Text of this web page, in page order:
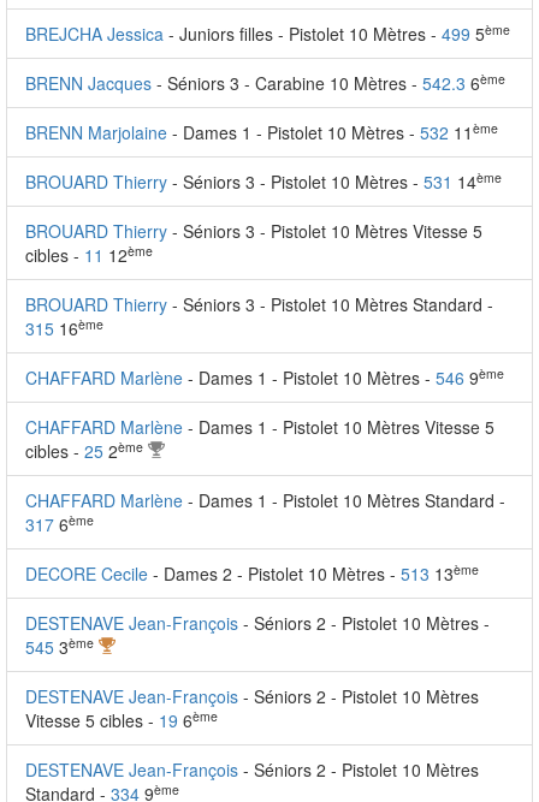
BREJCHA Jessica - Juniors filles - Pistolet 10 Mètres - 499 5ème
BRENN Jacques - Séniors 3 - Carabine 10 Mètres - 542.3 6ème
BRENN Marjolaine - Dames 1 - Pistolet 10 Mètres - 532 11 ème
BROUARD Thierry - Séniors 3 - Pistolet 10 Mètres - 531 14ème
BROUARD Thierry - Séniors 3 - Pistolet 10 Mètres Vitesse 5
cibles - 11 12ème
BROUARD Thierry - Séniors 3 - Pistolet 10 Mètres Standard -
315 16ème
CHAFFARD Marlène - Dames 1 - Pistolet 10 Mètres - 546 9ème
CHAFFARD Marlène - Dames 1 - Pistolet 10 Mètres Vitesse 5
cibles - 25 2ème
CHAFFARD Marlène - Dames 1 - Pistolet 10 Mètres Standard -
317 6ème
DECORE Cecile - Dames 2 - Pistolet 10 Mètres - 513 13ème
DESTENAVE Jean-François - Séniors 2 - Pistolet 10 Mètres -
545 3ème
DESTENAVE Jean-François - Séniors 2 - Pistolet 10 Mètres
Vitesse 5 cibles - 19 6ème
DESTENAVE Jean-François - Séniors 2 - Pistolet 10 Mètres
Standard - 334 9ème